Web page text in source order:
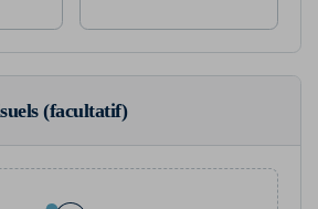
(facultatif)